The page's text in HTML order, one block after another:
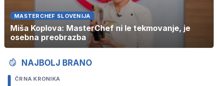
MASTERCHEF SLOVENIJA
Miša Koplova: MasterChef ni le tekmovanje, je
osebna preobrazba
NAJBOLJ BRANO
ČRNA KRONIKA